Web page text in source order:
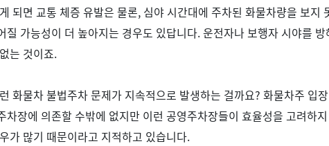
되면 교통 체증 유발은 물론, 심야 시간대에 주차된 화물차량을 보지
질 가능성이 더 높아지는 경우도 있답니다.운전자나 보행자 시야를
는 것이죠.
화물차 불법주차 문제가 지속적으로 발생하는 걸까요? 화물차주 입
차장에 의존할 수밖에 없지만 이런 공영주차장들이 효율성을 고려하
가 많기 때문이라고 지적하고 있습니다.